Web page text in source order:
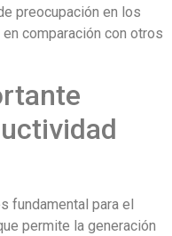
preocupación en los
comparación con otros
fundamental para el
permite la generación